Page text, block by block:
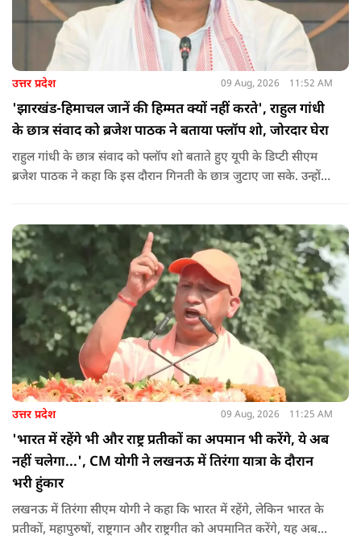
उत्तर प्रदेश 09 Aug, 2026 11:52 AM
'झारखंड-हिमाचल जानें की हिम्मत क्यों नहीं करते', राहुल गांधी
के छात्र संवाद को ब्रजेश पाठक ने बताया फ्लॉप शो, जोरदार घेरा
राहुल गांधी के छात्र संवाद को फ्लॉप शो बताते हुए यूपी के डिप्टी सीएम
ब्रजेश पाठक ने कहा कि इस दौरान गिनती के छात्र जुटाए जा सके. उन्होंने
हिम्मत क्यों नहीं करते.
उत्तर प्रदेश 09 Aug, 2026 11:25 AM
'भारत में रहेंगे भी और राष्ट्र प्रतीकों का अपमान भी करेंगे, ये अब
नहीं चलेगा...', CM योगी ने लखनऊ में तिरंगा यात्रा के दौरान
भरी हुंकार
लखनऊ में तिरंगा सीएम योगी ने कहा कि भारत में रहेंगे, लेकिन भारत के
प्रतीकों, महापुरुषों, राष्ट्रगान और राष्ट्रगीत को अपमानित करेंगे, यह अब